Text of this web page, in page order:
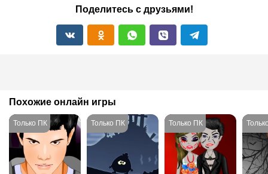
Поделитесь с друзьями!
Похожие онлайн игры